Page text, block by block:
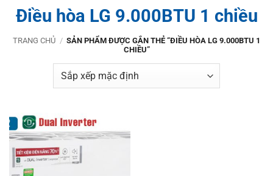
Điều hòa LG 9.000BTU 1 chiều
TRANG CHỦ / SẢN PHẨM ĐƯỢC GẮN THẺ “ĐIỀU HÒA LG 9.000BTU 1
CHIỀU”